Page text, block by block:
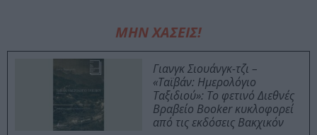
ΜΗΝ ΧΑΣΕΙΣ!
Γιανγκ Σιουάνγκ-τζι –
«Ταϊβάν: Ημερολόγιο
Ταξιδιού»: Το φετινό Διεθνές
Βραβείο Booker κυκλοφορεί
από τις εκδόσεις Βακχικόν